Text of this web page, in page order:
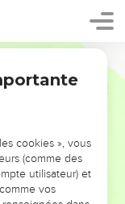
ÉVITER LES
cookies », vous
(comme des
utilisateur) et
vos